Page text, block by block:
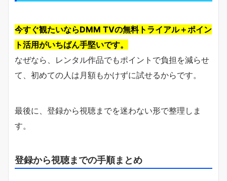
今すぐ観たいならDMM TVの無料トライアル＋ポイン
ト活用がいちばん手堅いです。
なぜなら、レンタル作品でもポイントで負担を減らせ
て、初めての人は月額もかけずに試せるからです。
最後に、登録から視聴までを迷わない形で整理しま
す。
登録から視聴までの手順まとめ